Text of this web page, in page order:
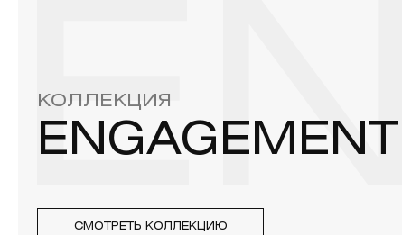
4. Специалисты обычно рекомендуют чистить украшения
КОЛЛЕКЦИЯ
ENGAGEMENT
СМОТРЕТЬ КОЛЛЕКЦИЮ